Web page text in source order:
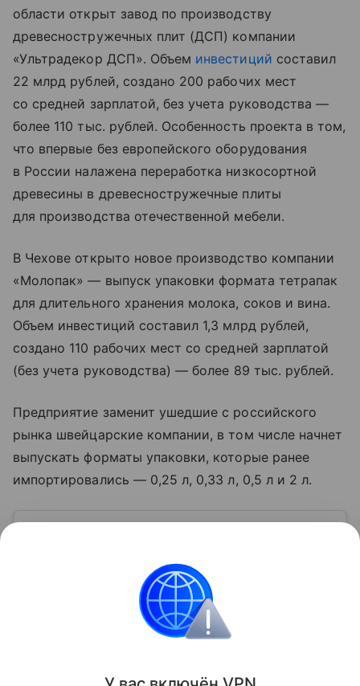
области открыт завод по производству
древесностружечных плит (ДСП) компании
«Ультрадекор ДСП». Объем инвестиций составил
22 млрд рублей, создано 200 рабочих мест
со средней зарплатой, без учета руководства —
более 110 тыс. рублей. Особенность проекта в том,
что впервые без европейского оборудования
в России налажена переработка низкосортной
древесины в древесностружечные плиты
для производства отечественной мебели.
В Чехове открыто новое производство компании
«Молопак» — выпуск упаковки формата тетрапак
для длительного хранения молока, соков и вина.
Объем инвестиций составил 1,3 млрд рублей,
создано 110 рабочих мест со средней зарплатой
(без учета руководства) — более 89 тыс. рублей.
Предприятие заменит ушедшие с российского
рынка швейцарские компании, в том числе начнет
выпускать форматы упаковки, которые ранее
импортировались — 0,25 л, 0,33 л, 0,5 л и 2 л.
приумножить свои накопления
Просто и емко расскажем об инвестициях для
новичков и перечислим их основные ошибки.
Поделиться